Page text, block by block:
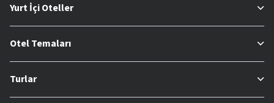
Yurt İçi Oteller
Otel Temaları
Turlar